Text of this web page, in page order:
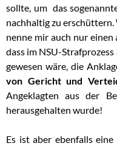
sollte, um das
nachhaltig zu erschüttern.
nenne mir auch nur
dass im NSU-Strafprozess
gewesen wäre, die
von Gericht und
Angeklagten aus der
herausgehalten wurde!
Es ist aber ebenfalls